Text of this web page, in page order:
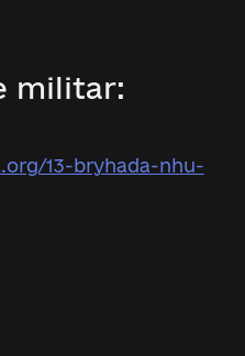
militar:
13-bryhada-nhu-